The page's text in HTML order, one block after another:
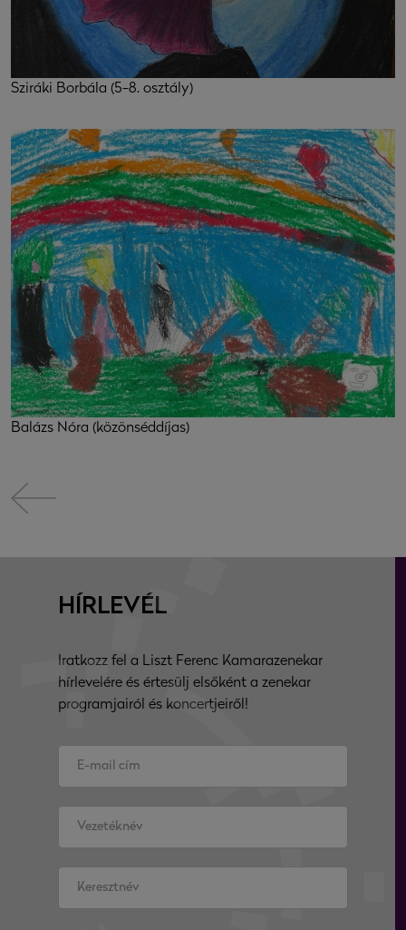
Sziráki Borbála (5-8. osztály)
Balázs Nóra (közönséddíjas)
HÍRLEVÉL
Iratkozz fel a Liszt Ferenc Kamarazenekar
hírlevelére és értesülj elsőként a zenekar
programjairól és koncertjeiről!